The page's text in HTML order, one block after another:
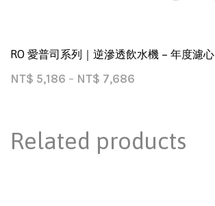
RO 愛普司系列｜逆滲透飲水機 – 年度濾心
NT$ 5,186 – NT$ 7,686
Related products